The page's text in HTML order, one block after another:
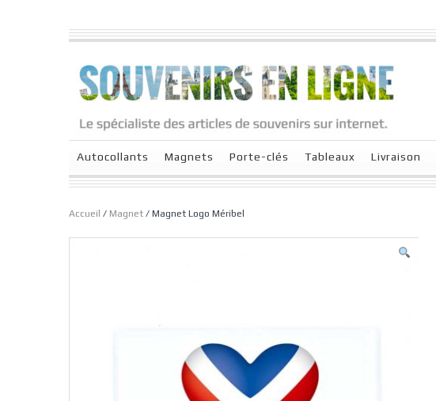
Autocollants Magnets Porte-clés Tableaux Livraison
Accueil / Magnet / Magnet Logo Méribel